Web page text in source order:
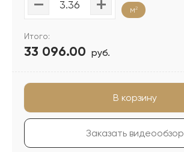
м2
Итого:
33 096.00 руб.
В корзину
Заказать видеообзор